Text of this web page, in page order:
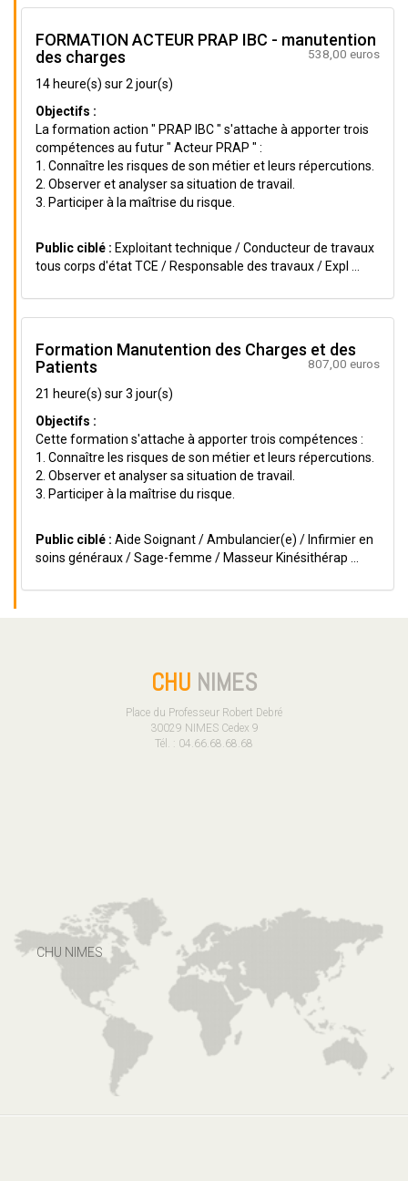
FORMATION ACTEUR PRAP IBC - manutention
des charges
538,00 euros
14 heure(s) sur 2 jour(s)
Objectifs :
La formation action " PRAP IBC " s'attache à apporter trois
compétences au futur " Acteur PRAP " :
1. Connaître les risques de son métier et leurs répercutions.
2. Observer et analyser sa situation de travail.
3. Participer à la maîtrise du risque.
Public ciblé : Exploitant technique / Conducteur de travaux
tous corps d'état TCE / Responsable des travaux / Expl ...
Formation Manutention des Charges et des
Patients
807,00 euros
21 heure(s) sur 3 jour(s)
Objectifs :
Cette formation s'attache à apporter trois compétences :
1. Connaître les risques de son métier et leurs répercutions.
2. Observer et analyser sa situation de travail.
3. Participer à la maîtrise du risque.
Public ciblé : Aide Soignant / Ambulancier(e) / Infirmier en
soins généraux / Sage-femme / Masseur Kinésithérap ...
CHU NIMES
Place du Professeur Robert Debré
30029 NIMES Cedex 9
Tél. : 04.66.68.68.68
CHU NIMES